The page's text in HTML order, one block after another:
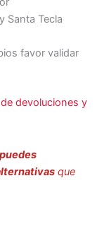
Santa Tecla
favor validar
devoluciones y
puedes
que